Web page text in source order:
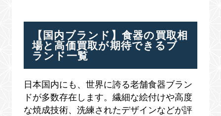
【国内ブランド】食器の買取相
場と高価買取が期待できるブ
ランド一覧
日本国内にも、世界に誇る老舗食器ブラン
ドが多数存在します。繊細な絵付けや高度
な焼成技術、洗練されたデザインなどが評